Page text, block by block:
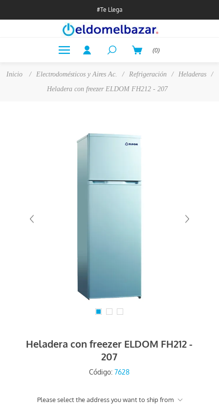
#Te Llega
(0)
Inicio / Electrodomésticos y Aires Ac. / Refrigeración / Heladeras
/
Heladera con freezer ELDOM FH212 - 207
Heladera con freezer ELDOM FH212 -
207
Código: 7628
Please select the address you want to ship from